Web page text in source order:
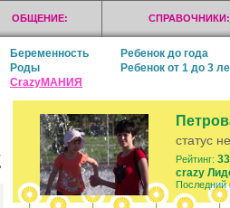
ОБЩЕНИЕ: СПРАВОЧНИКИ:
Беременность Ребенок до года
Роды
Ребенок от 1 до 3
CrazyМАНИЯ
статус
Рейтинг:
crazy
Последний